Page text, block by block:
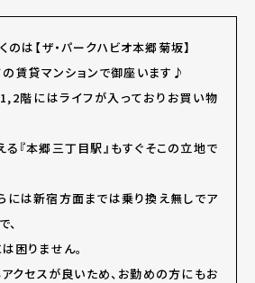
は【ザ・パークハビオ本郷菊坂】
賃貸マンションで御座います♪
階にはライフが入っておりお買い物
『本郷三丁目駅』もすぐそこの立地で
には新宿方面までは乗り換え無しでア
、
困りません。
クセスが良いため、お勤めの方にもお